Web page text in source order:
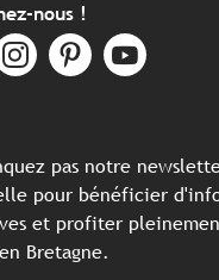
nous !
pas notre
pour bénéficier
et profiter
Bretagne.